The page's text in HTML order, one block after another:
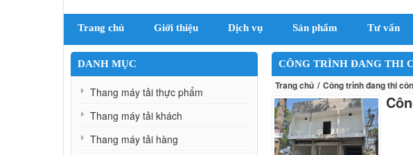
Trang chủ Giới thiệu Dịch vụ Sản phẩm Tư vấn
CÔNG TRÌNH ĐANG THI
Trang chủ Công trình đang thi
DANH MỤC
Thang máy tải thực phẩm
Thang máy tải khách
Thang máy tải hàng